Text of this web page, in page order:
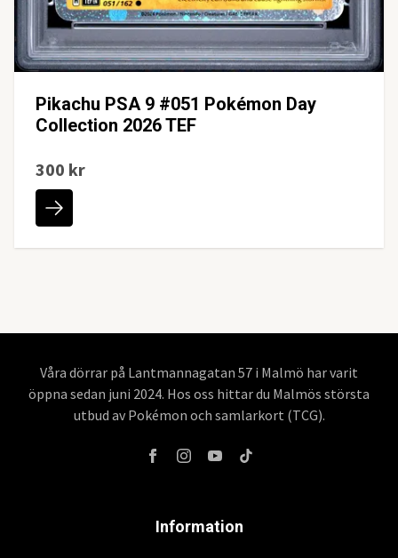
Pikachu PSA 9 #051 Pokémon Day
Collection 2026 TEF
300 kr
Våra dörrar på Lantmannagatan 57 i Malmö har varit
öppna sedan juni 2024. Hos oss hittar du Malmös största
utbud av Pokémon och samlarkort (TCG).
Information